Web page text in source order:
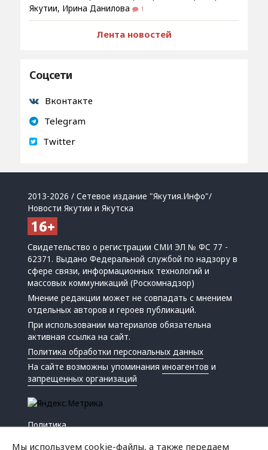
Якутии, Ирина Данилова
1
Лента новостей
Соцсети
Вконтакте
Telegram
Twitter
2013-2026 / Сетевое издание "Якутия.Инфо"/
Новости Якутии и Якутска
Свидетельство о регистрации СМИ ЭЛ № ФС 77 -
62371. Выдано Федеральной службой по надзору в
сфере связи, информационных технологий и
массовых коммуникаций (Роскомнадзор)
Мнение редакции может не совпадать с мнением
отдельных авторов и героев публикаций.
При использовании материалов обязательна
активная ссылка на сайт.
Политика обработки персональных данных
На сайте возможны упоминанияиноагентов и
запрещенных организаций
Политика
Мы используем cookie-файлы, а также передаем